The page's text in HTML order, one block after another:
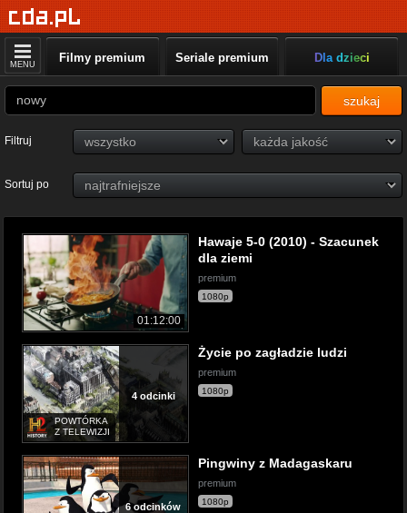
MENU Filmy premium Seriale premium Dla dzieci
szukaj
Filtruj
Sortuj po
01:12:00
Hawaje 5-0 (2010) - Szacunek
dla ziemi
premium
1080p
4 odcinki
POWTÓRKA
Z TELEWIZJI
Życie po zagładzie ludzi
premium
1080p
6 odcinków
Pingwiny z Madagaskaru
premium
1080p